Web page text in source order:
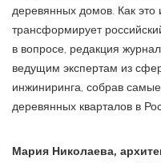
деревянных домов. Как это
трансформирует
в вопросе, редакция
ведущим экспертам из
инжиниринга, собрав
деревянных кварталов в
Мария Николаева,